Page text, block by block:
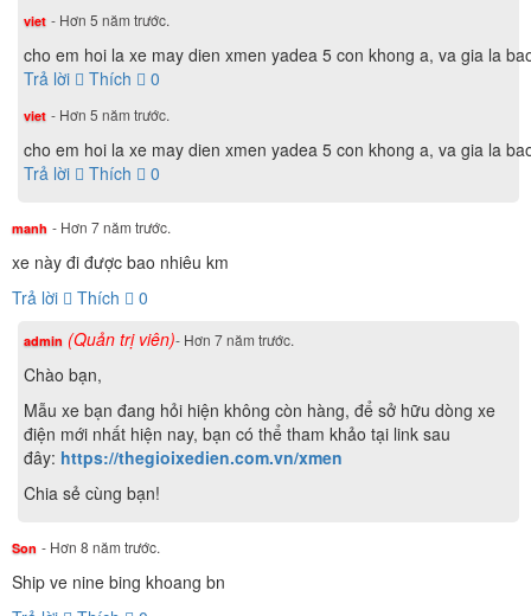
xmen được nhà sản xuất sử dụng công nghệ Halogen Led
mang lại hiệu quả ánh sáng cao và tiết kiệm điện năng cho
xe. Đèn chiếu rộng với ánh sáng trắng giúp người điều
nghệ chiếu sang Halogen Led với thiết kế đẹp mắt, ấn
viet - Hơn 5 năm trước.
cho em hoi la xe may dien xmen yadea 5 con khong a, va gia la
Trả lời
Thích 0
viet - Hơn 5 năm trước.
cho em hoi la xe may dien xmen yadea 5 con khong a, va gia la
Trả lời
Thích 0
manh - Hơn 7 năm trước.
xe này đi được bao nhiêu km
Trả lời
Thích 0
admin (Quản trị viên)- Hơn 7 năm trước.
Chào bạn,
Mẫu xe bạn đang hỏi hiện không còn hàng, để sở hữu dòng xe
điện mới nhất hiện nay, bạn có thể tham khảo tại link sau
đây: https://thegioixedien.com.vn/xmen
Chia sẻ cùng bạn!
Son - Hơn 8 năm trước.
Ship ve nine bing khoang bn